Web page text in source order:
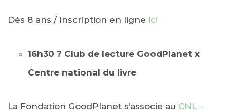
Dès 8 ans / Inscription en ligne ici
16h30 ? Club de lecture GoodPlanet x
Centre national du livre
La Fondation GoodPlanet s’associe au CNL –